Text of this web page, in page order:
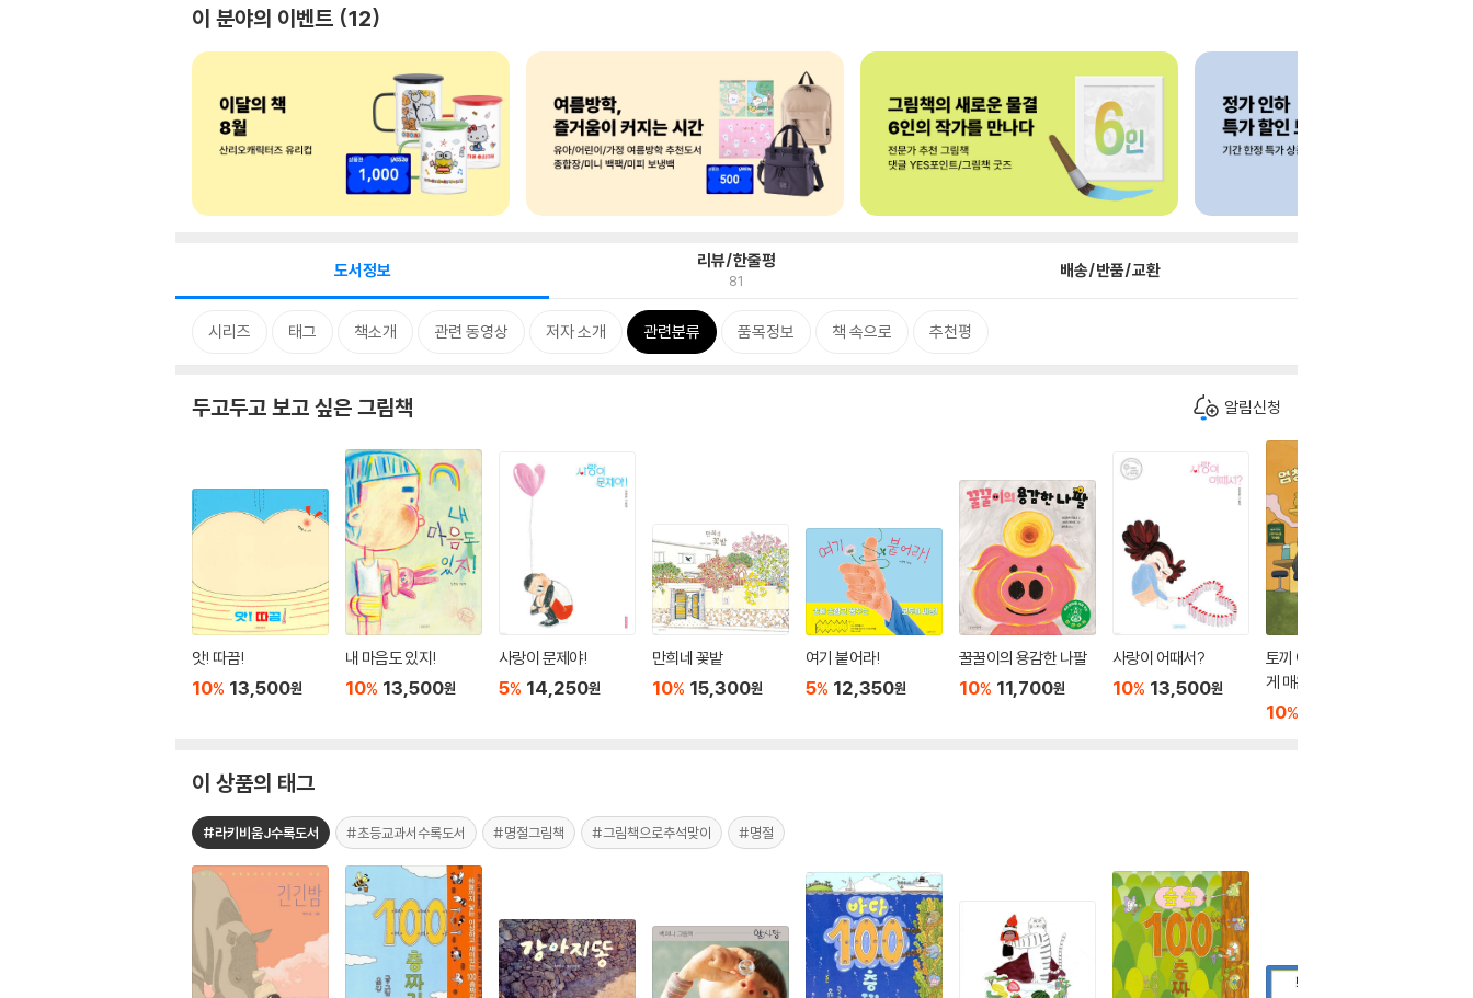
이 분야의 이벤트 12
도서정보 리뷰/한줄평
81 배송/반품/교환
시리즈 태그 책소개 관련 동영상 저자 소개 관련분류 품목정보 책 속으로 추천평
두고두고 보고 싶은 그림책 알림신청
앗! 따끔!
10% 13,500원
내 마음도 있지!
10% 13,500원
사랑이 문제야!
5% 14,250원
만희네 꽃밭
10% 15,300원
여기 붙어라!
5% 12,350원
꿀꿀이의 용감한 나팔
10% 11,700원
사랑이 어때서?
10% 13,500원
토끼 아저씨네 엄청나
게 매운 카레
10%
이 상품의 태그
#라키비움J수록도서 #초등교과서수록도서 #명절그림책 #그림책으로추석맞이 #명절